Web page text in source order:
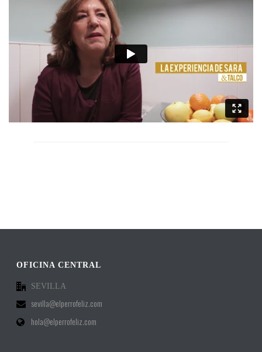
OFICINA CENTRAL
SEVILLA
sevilla@elperrofeliz.com
hola@elperrofeliz.com